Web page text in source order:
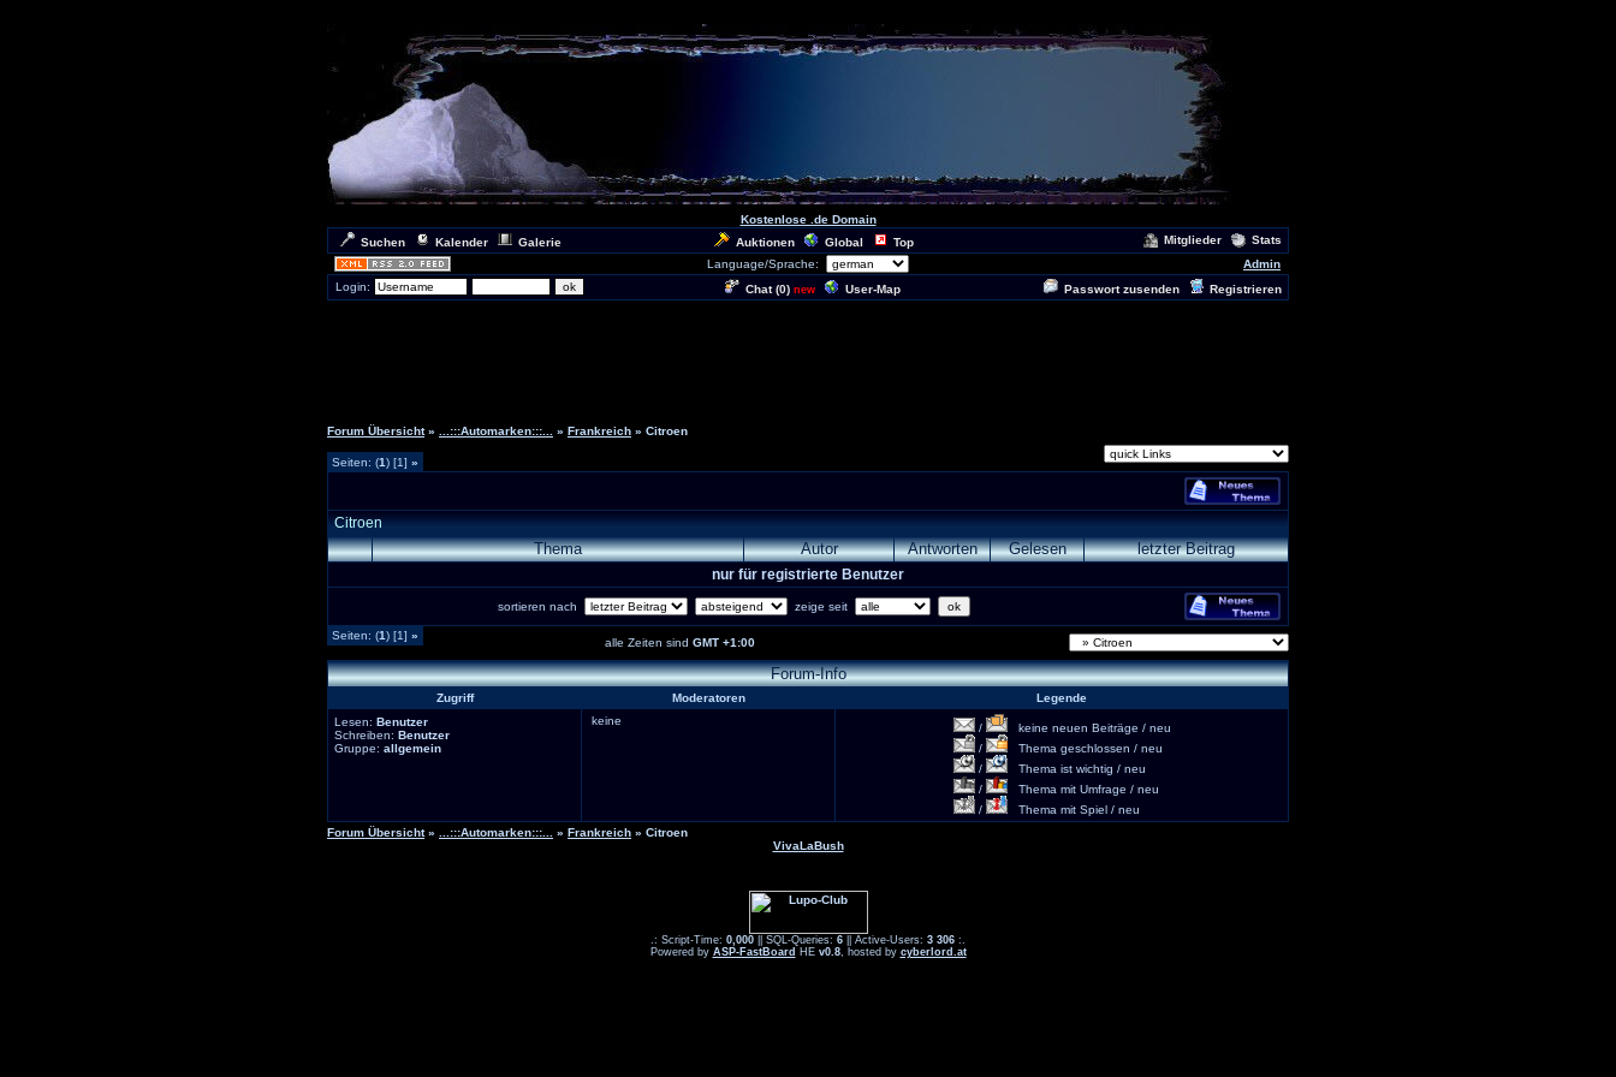
Kostenlose .de Domain
Suchen
Kalender Galerie Auktionen Global Top Mitglieder
Stats
Language/Sprache:
Admin
Login:
Chat (0) new User-Map Passwort zusenden Registrieren
Forum Übersicht » ...:::Automarken:::... » Frankreich » Citroen
Seiten: (1) [1] »
Citroen
Thema Autor Antworten Gelesen letzter Beitrag
nur für registrierte Benutzer
sortieren nach zeige seit
Seiten: (1) [1] »
alle Zeiten sind GMT +1:00
Forum-Info
Zugriff Moderatoren
Legende
Lesen: Benutzer
Schreiben: Benutzer
Gruppe: allgemein
keine
/
keine neuen Beiträge / neu
/
Thema geschlossen / neu
/
Thema ist wichtig / neu
/
Thema mit Umfrage / neu
/
Thema mit Spiel / neu
Forum Übersicht » ...:::Automarken:::... » Frankreich » Citroen
VivaLaBush
.: Script-Time: 0,000 || SQL-Queries: 6 || Active-Users: 3 306 :.
Powered by ASP-FastBoard HE v0.8, hosted by cyberlord.at